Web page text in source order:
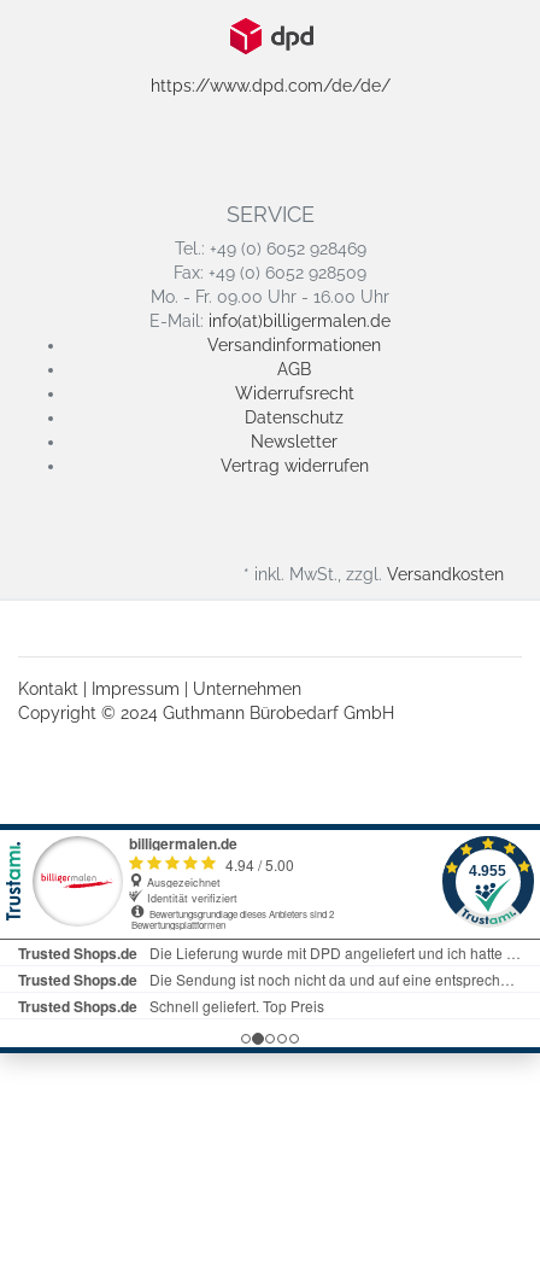
https://www.dpd.com/de/de/
SERVICE
Tel.: +49 (0) 6052 928469
Fax: +49 (0) 6052 928509
Mo. - Fr. 09.00 Uhr - 16.00 Uhr
E-Mail: info(at)billigermalen.de
Versandinformationen
AGB
Widerrufsrecht
Datenschutz
Newsletter
Vertrag widerrufen
* inkl. MwSt., zzgl. Versandkosten
Kontakt Impressum
Unternehmen
Copyright © 2024 Guthmann Bürobedarf GmbH